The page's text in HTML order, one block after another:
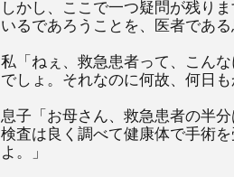
しかし、ここで一つ疑問が残り
いるであろうことを、医者である
私「ねぇ、救急患者って、こん
でしょ。それなのに何故、何日
息子「お母さん、救急患者の半
検査は良く調べて健康体で手術
よ。」